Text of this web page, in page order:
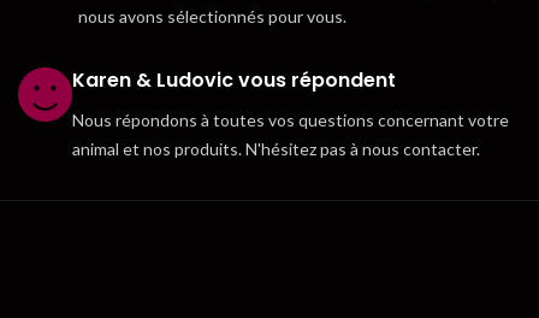
nous avons sélectionnés pour vous.
Karen & Ludovic vous répondent
Nous répondons à toutes vos questions concernant votre
animal et nos produits. N'hésitez pas à nous contacter.